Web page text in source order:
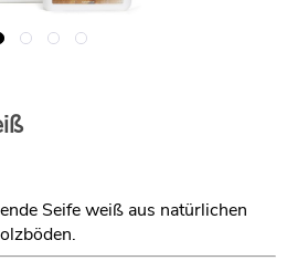
Seife weiß aus natürlichen